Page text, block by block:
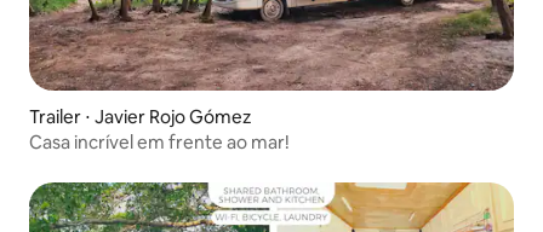
Trailer ⋅ Javier Rojo Gómez
Casa incrível em frente ao mar!